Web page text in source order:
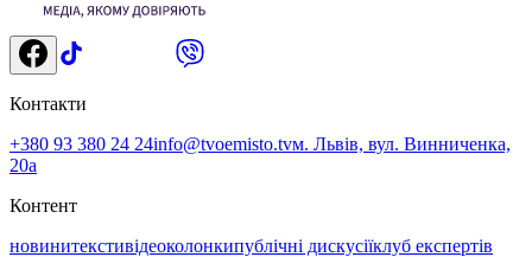
Контакти
+380 93 380 24 24info@tvoemisto.tvм. Львів, вул. Винниченка,
20а
Контент
новинитекстивідеоколонкипублічні дискусіїклуб експертів